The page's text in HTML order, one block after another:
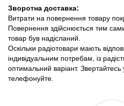
Зворотна доставка:
Витрати на повернення товару
Повернення здійснюється тим
товар був надісланий.
Оскільки радіотовари мають
індивідуальним потребам, із
оптимальний варіант.
телефонуйте.